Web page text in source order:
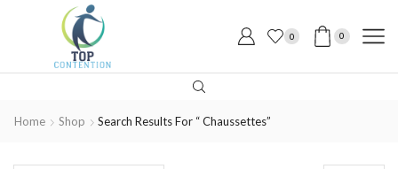
0 0
Home Shop Search Results For “ Chaussettes”